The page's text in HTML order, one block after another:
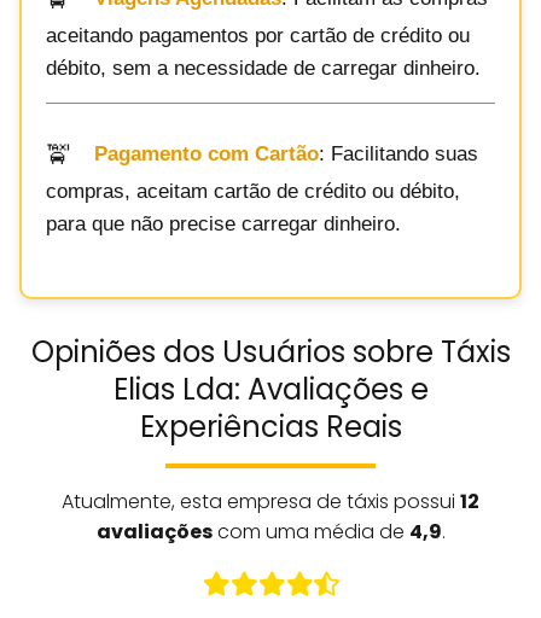
aceitando pagamentos por cartão de crédito ou
débito, sem a necessidade de carregar dinheiro.
Pagamento com Cartão: Facilitando suas
compras, aceitam cartão de crédito ou débito,
para que não precise carregar dinheiro.
Opiniões dos Usuários sobre Táxis
Elias Lda: Avaliações e
Experiências Reais
Atualmente, esta empresa de táxis possui 12
avaliaçõescom uma média de 4,9.